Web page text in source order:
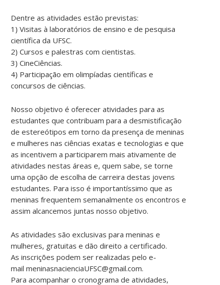
Dentre as atividades estão previstas:
1) Visitas à laboratórios de ensino e de pesquisa
científica da UFSC.
2) Cursos e palestras com cientistas.
3) CineCiências.
4) Participação em olimpíadas científicas e
concursos de ciências.
Nosso objetivo é oferecer atividades para as
estudantes que contribuam para a desmistificação
de estereótipos em torno da presença de meninas
e mulheres nas ciências exatas e tecnologias e que
as incentivem a participarem mais ativamente de
atividades nestas áreas e, quem sabe, se torne
uma opção de escolha de carreira destas jovens
estudantes. Para isso é importantíssimo que as
meninas frequentem semanalmente os encontros e
assim alcancemos juntas nosso objetivo.
As atividades são exclusivas para meninas e
mulheres, gratuitas e dão direito a certificado.
As inscrições podem ser realizadas pelo e-
mail meninasnacienciaUFSC@gmail.com.
Para acompanhar o cronograma de atividades,